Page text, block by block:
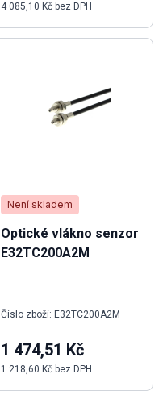
4 085,10 Kč bez DPH
Není skladem
Optické vlákno senzor
E32TC200A2M
Číslo zboží: E32TC200A2M
1 474,51 Kč
1 218,60 Kč bez DPH